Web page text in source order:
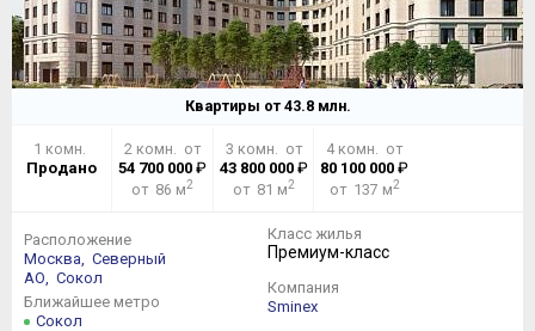
Квартиры от 43.8млн.
1 комн.
Продано
2 комн. от
54 700 000 ₽
от 86 м2
3 комн. от
43 800 000₽
от 81 м2
4 комн. от
80 100 000 ₽
от 137 м2
Расположение
Москва,
Северный
АО,
Сокол
Ближайшее метро
Сокол
Класс жилья
Премиум-класс
Компания
Sminex